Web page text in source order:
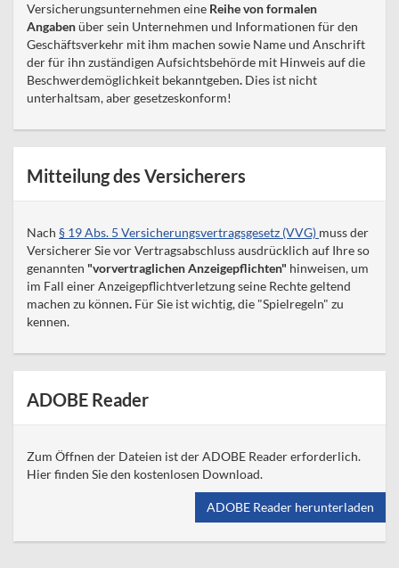
Versicherungsunternehmen eine Reihe von formalen
Angabenüber sein Unternehmen und Informationen für den
Geschäftsverkehr mit ihm machen sowie Name und Anschrift
der für ihn zuständigen Aufsichtsbehörde mit Hinweis auf die
Beschwerdemöglichkeit bekanntgeben. Dies ist nicht
unterhaltsam, aber gesetzeskonform!
Mitteilung des Versicherers
Nach § 19 Abs. 5 Versicherungsvertragsgesetz (VVG) muss der
Versicherer Sie vor Vertragsabschluss ausdrücklich auf Ihre so
genannten "vorvertraglichen Anzeigepflichten" hinweisen, um
im Fall einer Anzeigepflichtverletzung seine Rechte geltend
machen zu können. Für Sie ist wichtig, die "Spielregeln" zu
kennen.
ADOBE Reader
Zum Öffnen der Dateien ist der ADOBE Reader erforderlich.
Hier finden Sie den kostenlosen Download.
ADOBE Reader herunterladen